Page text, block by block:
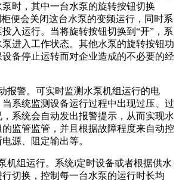
时，其中一台水泵的旋转按钮切换
便会关闭这台水泵的变频运行，同时系
入运行。当将旋转按钮切换到“开”，系
进入工作状态。其他水泵的旋转按钮功
备停止运转而对企业造成的不必要的经
报警。可实时监测水泵机组运行的电
系统监测设备运行过程中出现过压、过
系统会自动发出报警提示，从而实现水
监管监管，并且根据故障程度来自动控
源、阻定输出等。
机组运行。系统i定时设备或者根据供水
切换，控制每一台水泵的运行时长均